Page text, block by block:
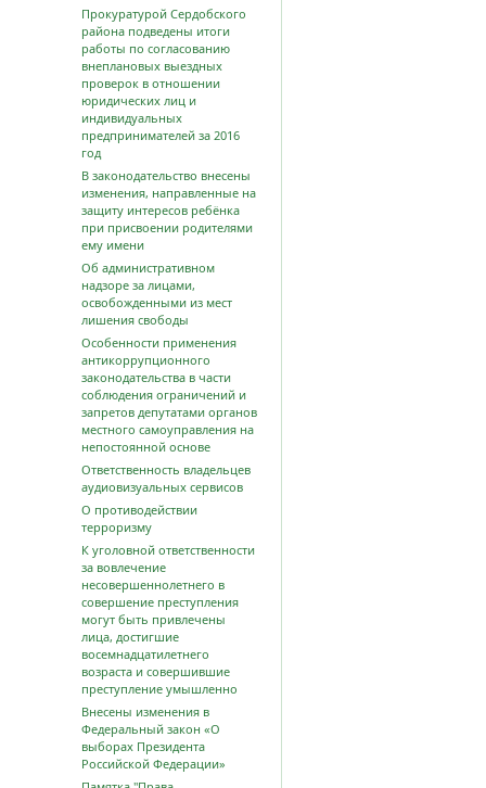
Прокуратурой Сердобского
района подведены итоги
работы по согласованию
внеплановых выездных
проверок в отношении
юридических лиц и
индивидуальных
предпринимателей за 2016
год
В законодательство внесены
изменения, направленные на
защиту интересов ребёнка
при присвоении родителями
ему имени
Об административном
надзоре за лицами,
освобожденными из мест
лишения свободы
Особенности применения
антикоррупционного
законодательства в части
соблюдения ограничений и
запретов депутатами органов
местного самоуправления на
непостоянной основе
Ответственность владельцев
аудиовизуальных сервисов
О противодействии
терроризму
К уголовной ответственности
за вовлечение
несовершеннолетнего в
совершение преступления
могут быть привлечены
лица, достигшие
восемнадцатилетнего
возраста и совершившие
преступление умышленно
Внесены изменения в
Федеральный закон «О
выборах Президента
Российской Федерации»